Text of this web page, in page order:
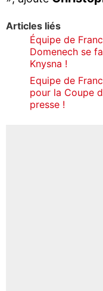
Articles liés
Équipe de
Domenech se
Knysna !
Equipe de
pour la Coupe
presse !